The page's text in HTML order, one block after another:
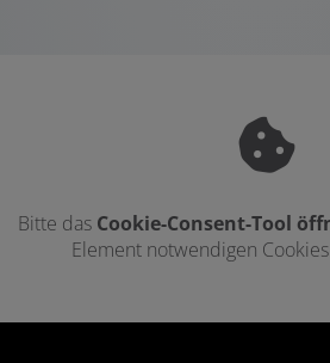
Bitte das Cookie-Consent-Tool
Element notwendigen